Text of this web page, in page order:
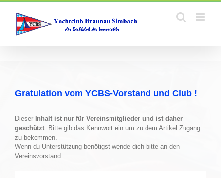
Zum
springen
Gratulation vom YCBS-Vorstand und Club !
Dieser Inhalt ist nur für Vereinsmitglieder und ist daher
geschützt . Bitte gib das Kennwort ein um zu dem Artikel Zugang
zu bekommen.
Wenn du Unterstützung benötigst wende dich bitte an den
Vereinsvorstand.